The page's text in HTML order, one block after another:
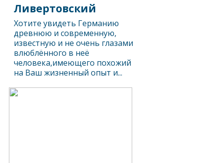
Ливертовский
Хотите увидеть Германию
древнюю и современную,
известную и не очень глазами
влюблённого в неё
человека,имеющего похожий
на Ваш жизненный опыт и...